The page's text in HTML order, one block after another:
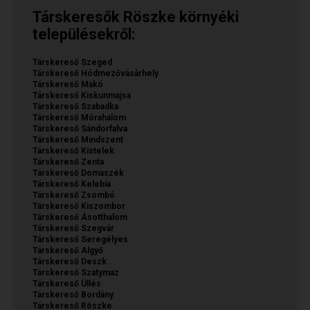
Társkeresők Röszke környéki
településekről:
Társkereső Szeged
Társkereső Hódmezővásárhely
Társkereső Makó
Társkereső Kiskunmajsa
Társkereső Szabadka
Társkereső Mórahalom
Társkereső Sándorfalva
Társkereső Mindszent
Társkereső Kistelek
Társkereső Zenta
Társkereső Domaszék
Társkereső Kelebia
Társkereső Zsombó
Társkereső Kiszombor
Társkereső Ásotthalom
Társkereső Szegvár
Társkereső Seregélyes
Társkereső Algyő
Társkereső Deszk
Társkereső Szatymaz
Társkereső Üllés
Társkereső Bordány
Társkereső Röszke